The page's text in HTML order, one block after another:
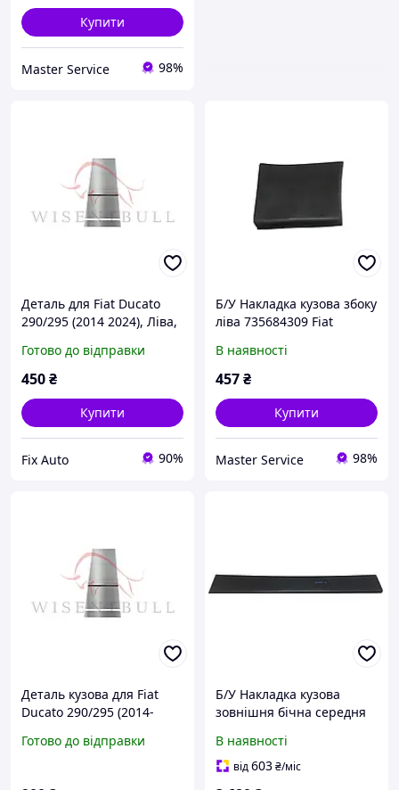
Купити
Master Service 98%
Деталь для Fiat Ducato
290/295 (2014 2024), Ліва,
Готово до відправки
450₴
Купити
Fix Auto 90%
Б/У Накладка кузова збоку
ліва 735684309 Fiat
Boxer 06-14
В наявності
457₴
Купити
Master Service 98%
Деталь кузова для Fiat
Ducato 290/295 (2014-
Матеріал Оцинкована
Готово до відправки
Б/У Накладка кузова
зовнішня бічна середня
Ducato 14-, Peugeot Boxer
14-
В наявності
від603₴/міс